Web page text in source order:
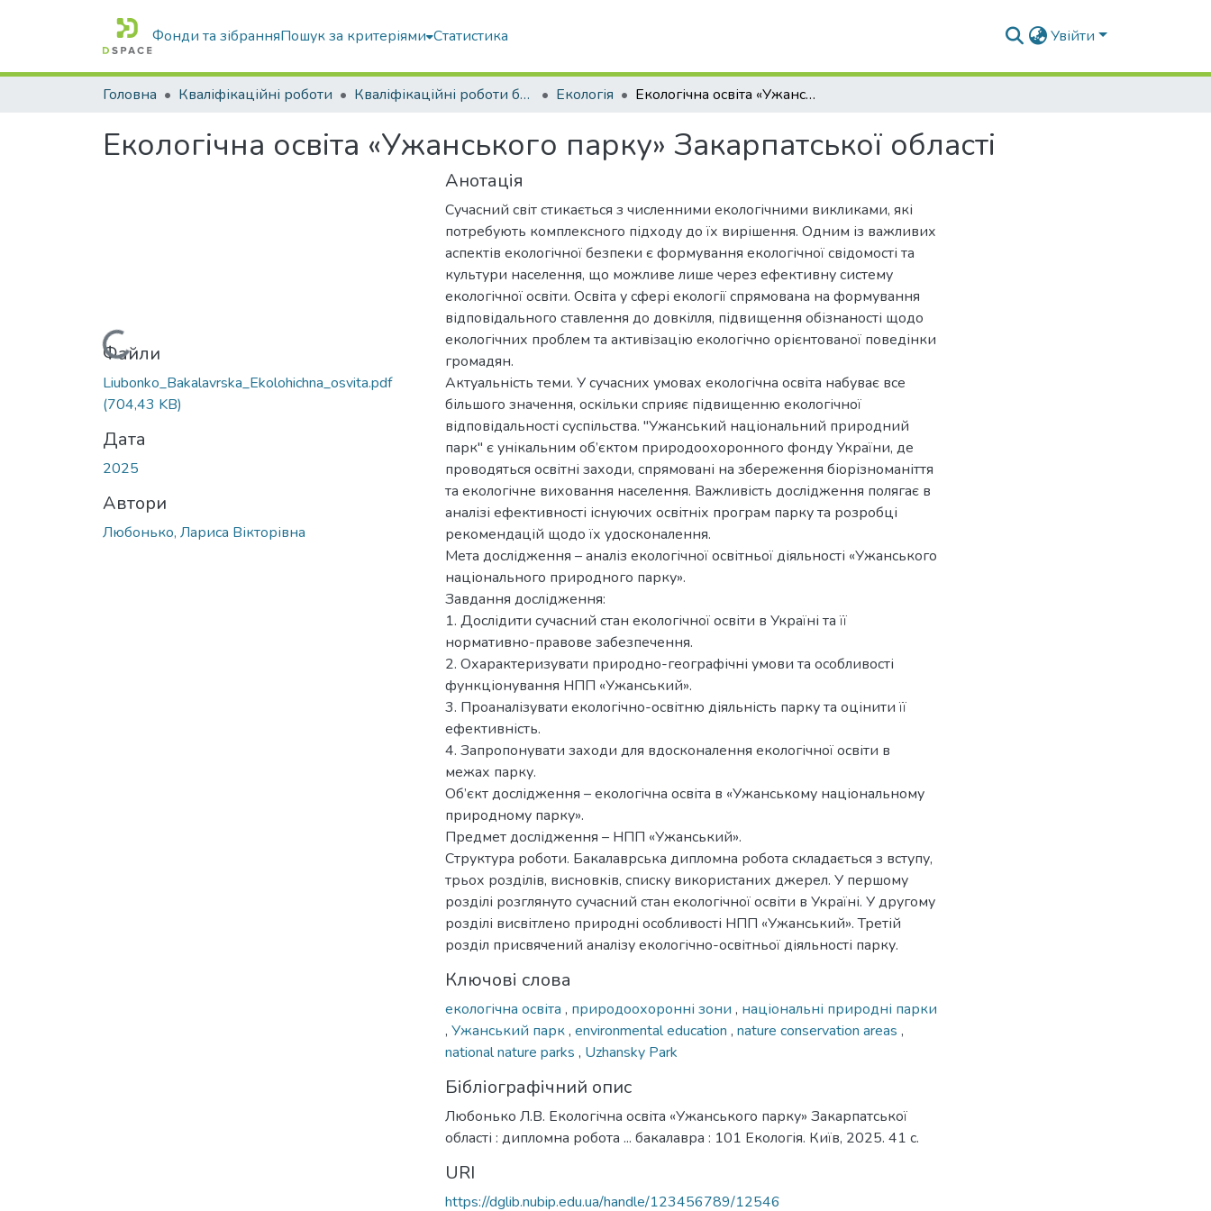
Фонди та зібранняПошук за критеріями Статистика Увійти
Головна Кваліфікаційні роботи Кваліфікаційні роботи бакалаврів Екологія Екологічна освіта «Ужанського парку» Закарпатської області
Екологічна освіта «Ужанського парку» Закарпатської області
Вантажиться...
Файли
Liubonko_Bakalavrska_Ekolohichna_osvita.pdf
(704,43 KB)
Дата
2025
Автори
Любонько, Лариса Вікторівна
Анотація
Сучасний світ стикається з численними екологічними викликами, які
потребують комплексного підходу до їх вирішення. Одним із важливих
аспектів екологічної безпеки є формування екологічної свідомості та
культури населення, що можливе лише через ефективну систему
екологічної освіти. Освіта у сфері екології спрямована на формування
відповідального ставлення до довкілля, підвищення обізнаності щодо
екологічних проблем та активізацію екологічно орієнтованої поведінки
громадян.
Актуальність теми. У сучасних умовах екологічна освіта набуває все
більшого значення, оскільки сприяє підвищенню екологічної
відповідальності суспільства. "Ужанський національний природний
парк" є унікальним об’єктом природоохоронного фонду України, де
проводяться освітні заходи, спрямовані на збереження біорізноманіття
та екологічне виховання населення. Важливість дослідження полягає в
аналізі ефективності існуючих освітніх програм парку та розробці
рекомендацій щодо їх удосконалення.
Мета дослідження – аналіз екологічної освітньої діяльності «Ужанського
національного природного парку».
Завдання дослідження:
1. Дослідити сучасний стан екологічної освіти в Україні та її
нормативно-правове забезпечення.
2. Охарактеризувати природно-географічні умови та особливості
функціонування НПП «Ужанський».
3. Проаналізувати екологічно-освітню діяльність парку та оцінити її
ефективність.
4. Запропонувати заходи для вдосконалення екологічної освіти в
межах парку.
Об’єкт дослідження – екологічна освіта в «Ужанському національному
природному парку».
Предмет дослідження – НПП «Ужанський».
Структура роботи. Бакалаврська дипломна робота складається з вступу,
трьох розділів, висновків, списку використаних джерел. У першому
розділі розглянуто сучасний стан екологічної освіти в Україні. У другому
розділі висвітлено природні особливості НПП «Ужанський». Третій
розділ присвячений аналізу екологічно-освітньої діяльності парку.
Ключові слова
екологічна освіта , природоохоронні зони , національні природні парки
, Ужанський парк, environmental education , nature conservation areas ,
national nature parks , Uzhansky Park
Бібліографічний опис
Любонько Л.В. Екологічна освіта «Ужанського парку» Закарпатської
області : дипломна робота ... бакалавра : 101 Екологія. Київ, 2025. 41 с.
URI
https://dglib.nubip.edu.ua/handle/123456789/12546